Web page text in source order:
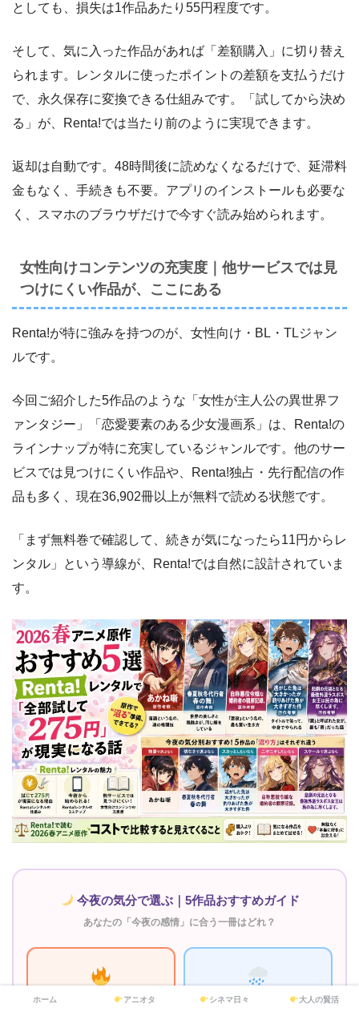
としても、損失は1作品あたり55円程度です。
そして、気に入った作品があれば「差額購入」に切り替え
られます。レンタルに使ったポイントの差額を支払うだけ
で、永久保存に変換できる仕組みです。「試してから決め
る」が、Renta!では当たり前のように実現できます。
返却は自動です。48時間後に読めなくなるだけで、延滞料
金もなく、手続きも不要。アプリのインストールも必要な
く、スマホのブラウザだけで今すぐ読み始められます。
女性向けコンテンツの充実度｜他サービスでは見
つけにくい作品が、ここにある
Renta!が特に強みを持つのが、女性向け・BL・TLジャン
ルです。
今回ご紹介した5作品のような「女性が主人公の異世界フ
ァンタジー」「恋愛要素のある少女漫画系」は、Renta!の
ラインナップが特に充実しているジャンルです。他のサー
ビスでは見つけにくい作品や、Renta!独占・先行配信の作
品も多く、現在36,902冊以上が無料で読める状態です。
「まず無料巻で確認して、続きが気になったら11円からレ
ンタル」という導線が、Renta!では自然に設計されていま
す。
今夜の気分で選ぶ｜5作品おすすめガイド
あなたの「今夜の感情」に合う一冊はどれ？
熱量が欲しい夜 切なさに浸りたい夜
ホーム アニオタ シネマ日々 大人の賢活